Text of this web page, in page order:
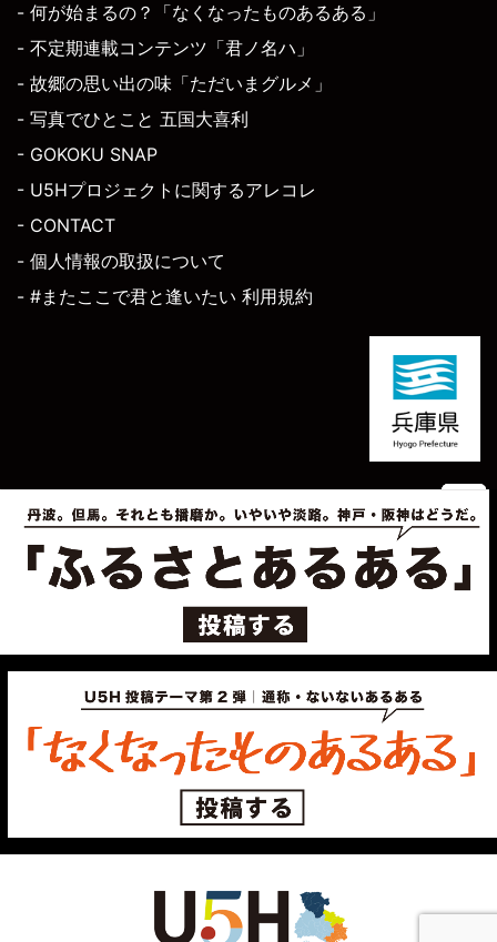
- 何が始まるの？「なくなったものあるある」
- 不定期連載コンテンツ「君ノ名ハ」
- 故郷の思い出の味「ただいまグルメ」
- 写真でひとこと 五国大喜利
- GOKOKU SNAP
- U5Hプロジェクトに関するアレコレ
- CONTACT
- 個人情報の取扱について
- #またここで君と逢いたい 利用規約